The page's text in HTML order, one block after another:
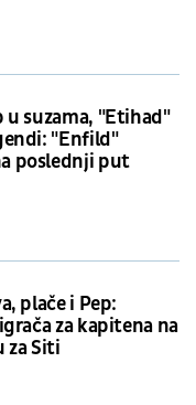
u suzama, "Etihad"
"Enfild"
poslednji put
plače i Pep:
za kapitena na
za Siti